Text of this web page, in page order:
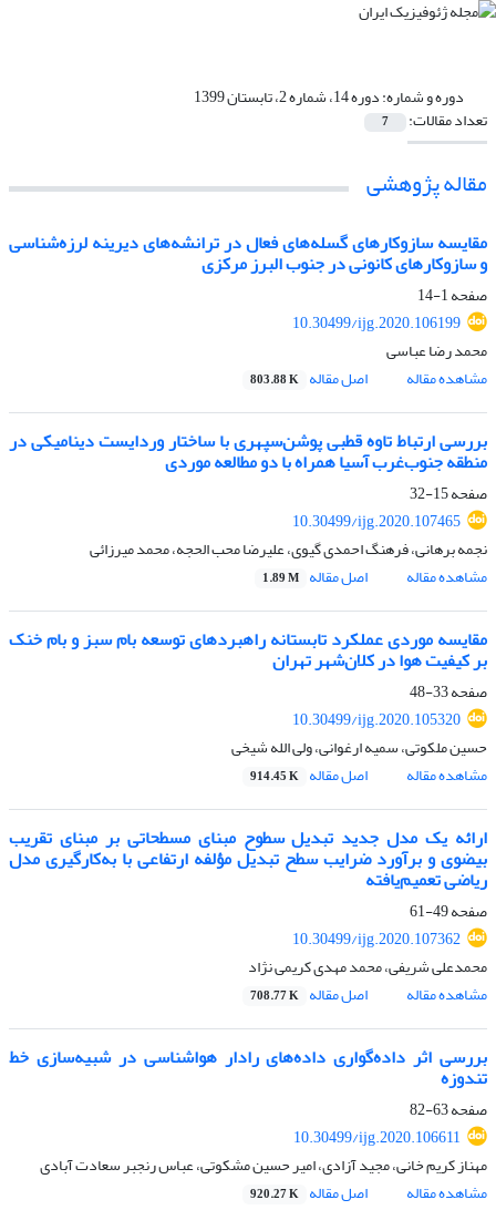
دوره و شماره:دوره 14، شماره 2، تابستان 1399
تعداد مقالات: 7
مقاله پژوهشی‌
مقایسه سازوکارهای گسله‌های فعال در ترانشه‌های دیرینه لرزه‌شناسی
و سازوکارهای کانونی در جنوب البرز مرکزی
صفحه1-14
10.30499/ijg.2020.106199
محمد رضا عباسی
مشاهده مقاله
اصل مقاله 803.88 K
بررسی ارتباط تاوه قطبی پوشن‌سپهری با ساختار وردایست دینامیکی در
منطقه جنوب‌غرب آسیا همراه با دو مطالعه موردی
صفحه15-32
10.30499/ijg.2020.107465
نجمه برهانی، فرهنگ احمدی گیوی، علیرضا محب الحجه، محمد میرزائی
مشاهده مقاله
اصل مقاله 1.89 M
مقایسه موردی عملکرد تابستانه راهبردهای توسعه بام سبز و بام خنک
بر کیفیت هوا در کلان‌شهر تهران
صفحه33-48
10.30499/ijg.2020.105320
حسین ملکوتی، سمیه ارغوانی، ولی الله شیخی
مشاهده مقاله
اصل مقاله 914.45 K
ارائه یک مدل جدید تبدیل سطوح مبنای مسطحاتی بر مبنای تقریب
بیضوی و برآورد ضرایب سطح تبدیل مؤلفه ارتفاعی با به‌کارگیری مدل
ریاضی تعمیم‌یافته
صفحه49-61
10.30499/ijg.2020.107362
محمدعلی شریفی، محمد مهدی کریمی نژاد
مشاهده مقاله
اصل مقاله 708.77 K
بررسی اثر داده‌گواری داده‌های رادار هواشناسی در شبیه‌سازی خط
تندوزه
صفحه63-82
10.30499/ijg.2020.106611
مهناز کریم خانی، مجید آزادی، امیر حسین مشکوتی، عباس رنجبر سعادت آبادی
مشاهده مقاله
اصل مقاله 920.27 K